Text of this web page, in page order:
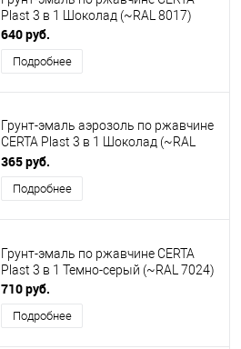
Plast 3 в 1 Шоколад (~RAL 8017)
640 руб.
Подробнее
Грунт-эмаль аэрозоль по ржавчине
CERTA Plast 3 в 1 Шоколад (~RAL
8017)
365 руб.
Подробнее
Грунт-эмаль по ржавчине CERTA
Plast 3 в 1 Темно-серый (~RAL 7024)
710 руб.
Подробнее